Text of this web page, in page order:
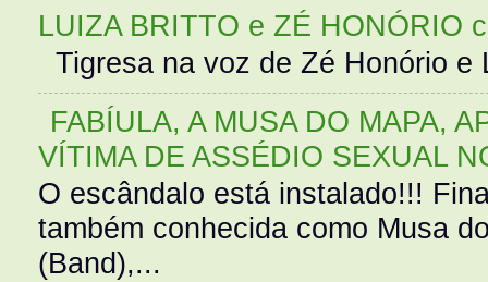
LUIZA BRITTO e ZÉ HONÓRIO
Tigresa na voz de Zé Honório
FABÍULA, A MUSA DO MAPA,
VÍTIMA DE ASSÉDIO SEXUAL
O escândalo está instalado!!!
também conhecida como Musa
(Band),...